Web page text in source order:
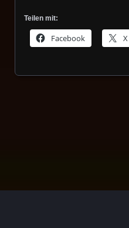
Teilen mit:
Facebook X